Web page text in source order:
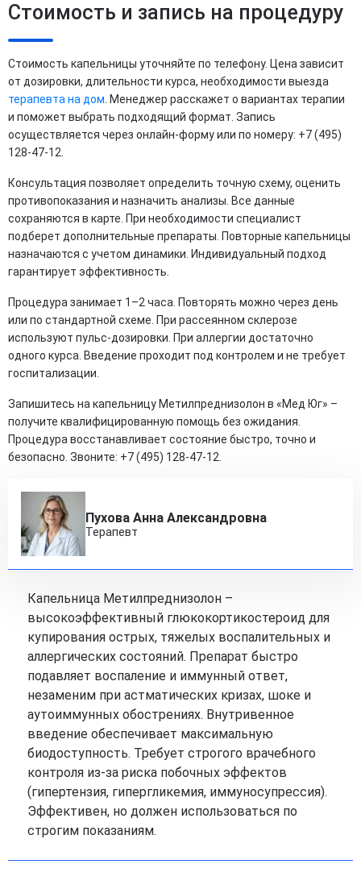
Стоимость и запись на процедуру
Стоимость капельницы уточняйте по телефону. Цена зависит
от дозировки, длительности курса, необходимости выезда
терапевта на дом . Менеджер расскажет о вариантах терапии
и поможет выбрать подходящий формат. Запись
осуществляется через онлайн-форму или по номеру: +7 (495)
128-47-12.
Консультация позволяет определить точную схему, оценить
противопоказания и назначить анализы. Все данные
сохраняются в карте. При необходимости специалист
подберет дополнительные препараты. Повторные капельницы
назначаются с учетом динамики. Индивидуальный подход
гарантирует эффективность.
Процедура занимает 1–2 часа. Повторять можно через день
или по стандартной схеме. При рассеянном склерозе
используют пульс-дозировки. При аллергии достаточно
одного курса. Введение проходит под контролем и не требует
госпитализации.
Запишитесь на капельницу Метилпреднизолон в «Мед Юг» –
получите квалифицированную помощь без ожидания.
Процедура восстанавливает состояние быстро, точно и
безопасно. Звоните: +7 (495) 128-47-12.
Пухова Анна Александровна
Терапевт
Капельница Метилпреднизолон –
высокоэффективный глюкокортикостероид для
купирования острых, тяжелых воспалительных и
аллергических состояний. Препарат быстро
подавляет воспаление и иммунный ответ,
незаменим при астматических кризах, шоке и
аутоиммунных обострениях. Внутривенное
введение обеспечивает максимальную
биодоступность. Требует строгого врачебного
контроля из-за риска побочных эффектов
(гипертензия, гипергликемия, иммуносупрессия).
Эффективен, но должен использоваться по
строгим показаниям.